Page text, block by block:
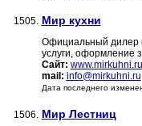
1505. Мир кухни
Официальный дилер
услуги, оформление
Сайт: www.mirkuhni.ru
mail: info@mirkuhni.ru
Дата последнего
1506. Мир Лестниц